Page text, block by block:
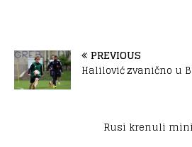
PREVIOUS
Halilović zvanično u
Rusi krenuli